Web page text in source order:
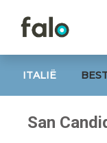
ITALIË
San